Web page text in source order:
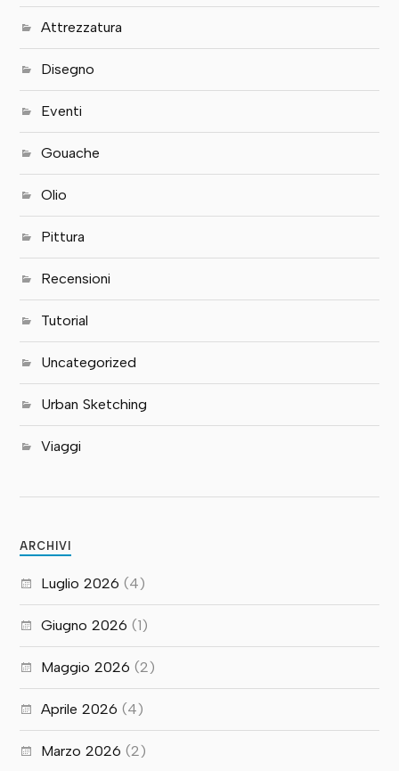
Attrezzatura
Disegno
Eventi
Gouache
Olio
Pittura
Recensioni
Tutorial
Uncategorized
Urban Sketching
Viaggi
ARCHIVI
Luglio 2026 (4)
Giugno 2026 (1)
Maggio 2026 (2)
Aprile 2026 (4)
Marzo 2026 (2)